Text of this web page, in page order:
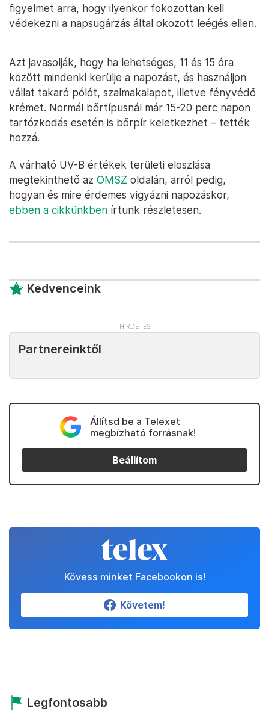
figyelmet arra, hogy ilyenkor fokozottan kell
védekezni a napsugárzás által okozott leégés ellen.
Azt javasolják, hogy ha lehetséges, 11 és 15 óra
között mindenki kerülje a napozást, és használjon
vállat takaró pólót, szalmakalapot, illetve fényvédő
krémet. Normál bőrtípusnál már 15-20 perc napon
tartózkodás esetén is bőrpír keletkezhet – tették
hozzá.
A várható UV-B értékek területi eloszlása
megtekinthető az OMSZ oldalán, arról pedig,
hogyan és mire érdemes vigyázni napozáskor,
ebben a cikkünkben írtunk részletesen.
Kedvenceink
Partnereinktől
Állítsd be a Telexet
megbízható forrásnak!
Beállítom
Kövess minket Facebookon is!
Követem!
Legfontosabb